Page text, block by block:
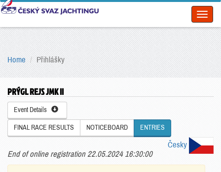
Home Přihlášky
PRÝGL REJS JMK II
Event Details
FINAL RACE RESULTS NOTICEBOARD ENTRIES
Česky
End of online registration 22.05.2024 16:30:00